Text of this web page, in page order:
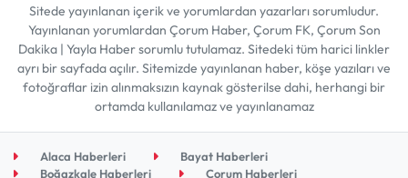
Sitede yayınlanan içerik ve yorumlardan yazarları sorumludur.
Yayınlanan yorumlardan Çorum Haber, Çorum FK, Çorum Son
Dakika | Yayla Haber sorumlu tutulamaz. Sitedeki tüm harici linkler
ayrı bir sayfada açılır. Sitemizde yayınlanan haber, köşe yazıları ve
fotoğraflar izin alınmaksızın kaynak gösterilse dahi, herhangi bir
ortamda kullanılamaz ve yayınlanamaz
Alaca Haberleri
Bayat Haberleri
Boğazkale Haberleri
Çorum Haberleri